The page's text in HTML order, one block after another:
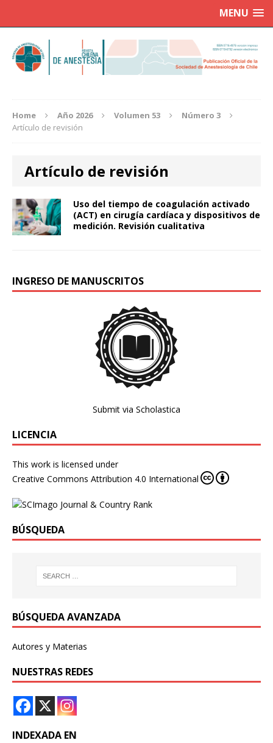
MENU
Home Año 2026 Volumen 53
Número 3
Artículo de revisión
Artículo de revisión
Uso del tiempo de coagulación activado
(ACT) en cirugía cardíaca y dispositivos de
medición. Revisión cualitativa
INGRESO DE MANUSCRITOS
Submit via Scholastica
LICENCIA
This work is licensed under
Creative Commons Attribution 4.0 International
BÚSQUEDA
BÚSQUEDA AVANZADA
Autores y Materias
NUESTRAS REDES
INDEXADA EN